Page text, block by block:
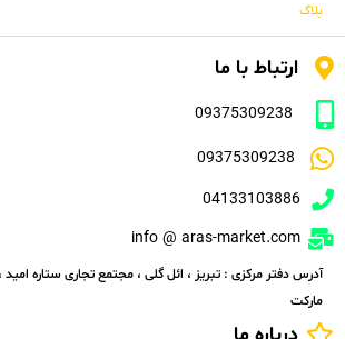
بلاگ
ارتباط با ما
09375309238
09375309238
04133103886
info @ aras-market.com
آدرس دفتر مرکزی : تبریز ، ائل گلی ، مجتمع تجاری ستاره امید
مارکت